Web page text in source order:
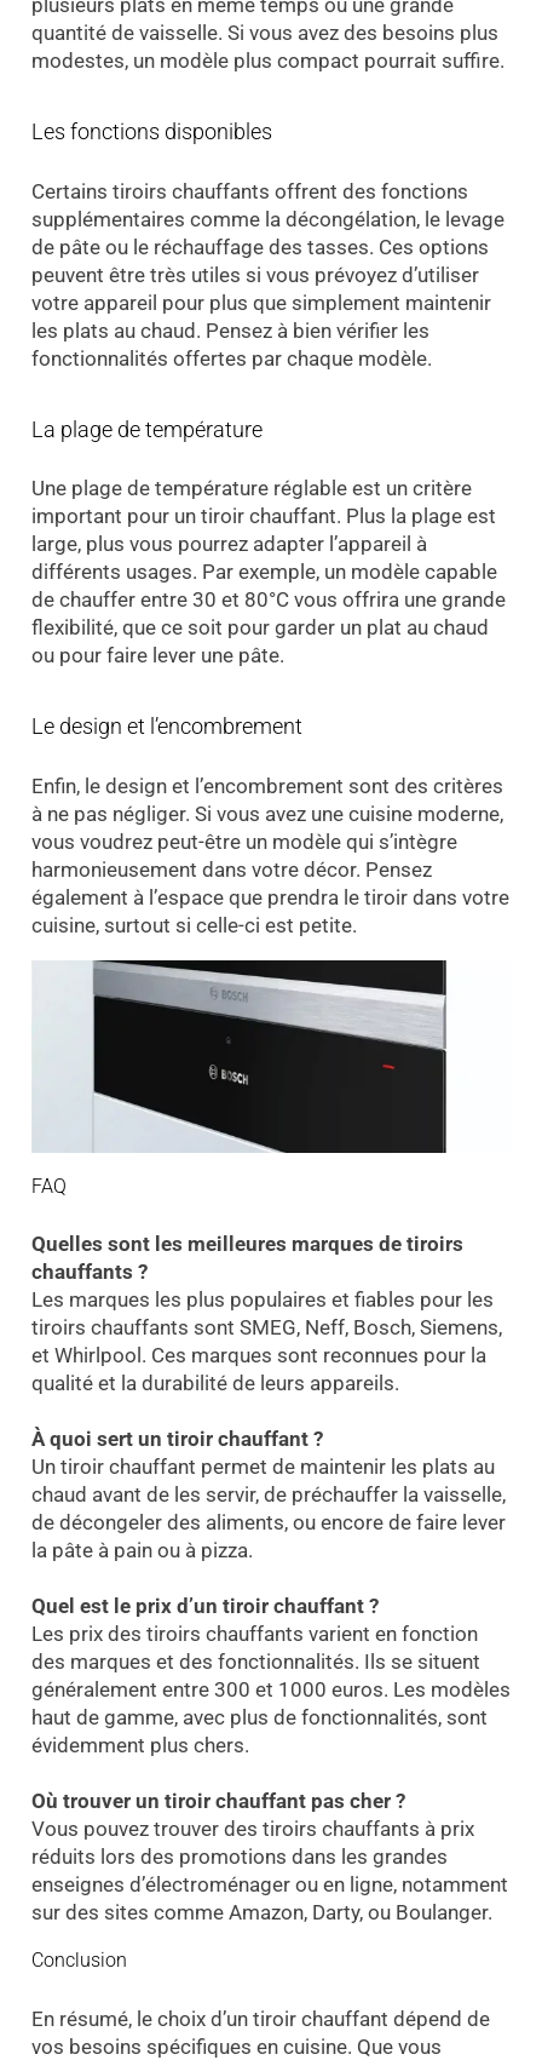
plusieurs plats en même temps ou une grande
quantité de vaisselle. Si vous avez des besoins plus
modestes, un modèle plus compact pourrait suffire.
Les fonctions disponibles
Certains tiroirs chauffants offrent des fonctions
supplémentaires comme la décongélation, le levage
de pâte ou le réchauffage des tasses. Ces options
peuvent être très utiles si vous prévoyez d’utiliser
votre appareil pour plus que simplement maintenir
les plats au chaud. Pensez à bien vérifier les
fonctionnalités offertes par chaque modèle.
La plage de température
Une plage de température réglable est un critère
important pour un tiroir chauffant. Plus la plage est
large, plus vous pourrez adapter l’appareil à
différents usages. Par exemple, un modèle capable
de chauffer entre 30 et 80°C vous offrira une grande
flexibilité, que ce soit pour garder un plat au chaud
ou pour faire lever une pâte.
Le design et l’encombrement
Enfin, le design et l’encombrement sont des critères
à ne pas négliger. Si vous avez une cuisine moderne,
vous voudrez peut-être un modèle qui s’intègre
harmonieusement dans votre décor. Pensez
également à l’espace que prendra le tiroir dans votre
cuisine, surtout si celle-ci est petite.
FAQ
Quelles sont les meilleures marques de tiroirs
chauffants ?
Les marques les plus populaires et fiables pour les
tiroirs chauffants sont SMEG, Neff, Bosch, Siemens,
et Whirlpool. Ces marques sont reconnues pour la
qualité et la durabilité de leurs appareils.
À quoi sert un tiroir chauffant ?
Un tiroir chauffant permet de maintenir les plats au
chaud avant de les servir, de préchauffer la vaisselle,
de décongeler des aliments, ou encore de faire lever
la pâte à pain ou à pizza.
Quel est le prix d’un tiroir chauffant ?
Les prix des tiroirs chauffants varient en fonction
des marques et des fonctionnalités. Ils se situent
généralement entre 300 et 1000 euros. Les modèles
haut de gamme, avec plus de fonctionnalités, sont
évidemment plus chers.
Où trouver un tiroir chauffant pas cher ?
Vous pouvez trouver des tiroirs chauffants à prix
réduits lors des promotions dans les grandes
enseignes d’électroménager ou en ligne, notamment
sur des sites comme Amazon, Darty, ou Boulanger.
Conclusion
En résumé, le choix d’un tiroir chauffant dépend de
vos besoins spécifiques en cuisine. Que vous